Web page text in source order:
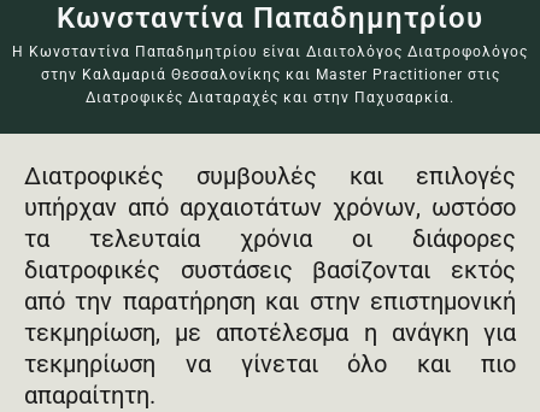
Κωνσταντίνα Παπαδημητρίου
Η Κωνσταντίνα Παπαδημητρίου είναι Διαιτολόγος Διατροφολόγος
στην Καλαμαριά Θεσσαλονίκης και Master Practitioner στις
Διατροφικές Διαταραχές και στην Παχυσαρκία.
Διατροφικές συμβουλές και επιλογές
υπήρχαν από αρχαιοτάτων χρόνων, ωστόσο
τα τελευταία χρόνια οι διάφορες
διατροφικές συστάσεις βασίζονται εκτός
από την παρατήρηση και στην επιστημονική
τεκμηρίωση, με αποτέλεσμα η ανάγκη για
τεκμηρίωση να γίνεται όλο και πιο
απαραίτητη.